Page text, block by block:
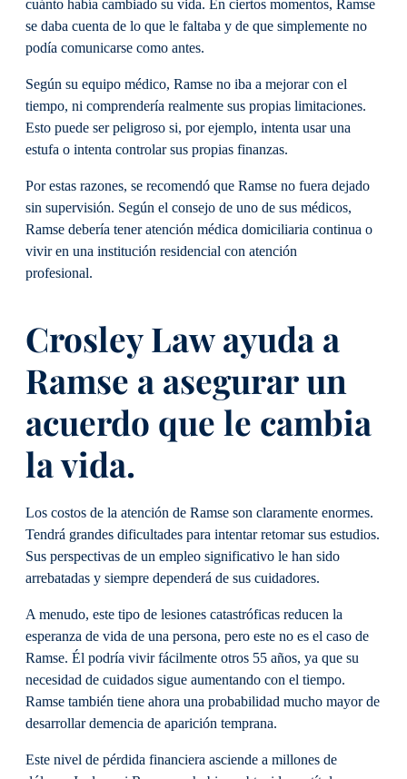
cuánto había cambiado su vida. En ciertos momentos, Ramse
se daba cuenta de lo que le faltaba y de que simplemente no
podía comunicarse como antes.
Según su equipo médico, Ramse no iba a mejorar con el
tiempo, ni comprendería realmente sus propias limitaciones.
Esto puede ser peligroso si, por ejemplo, intenta usar una
estufa o intenta controlar sus propias finanzas.
Por estas razones, se recomendó que Ramse no fuera dejado
sin supervisión. Según el consejo de uno de sus médicos,
Ramse debería tener atención médica domiciliaria continua o
vivir en una institución residencial con atención
profesional.
Crosley Law ayuda a
Ramse a asegurar un
acuerdo que le cambia
la vida.
Los costos de la atención de Ramse son claramente enormes.
Tendrá grandes dificultades para intentar retomar sus estudios.
Sus perspectivas de un empleo significativo le han sido
arrebatadas y siempre dependerá de sus cuidadores.
A menudo, este tipo de lesiones catastróficas reducen la
esperanza de vida de una persona, pero este no es el caso de
Ramse. Él podría vivir fácilmente otros 55 años, ya que su
necesidad de cuidados sigue aumentando con el tiempo.
Ramse también tiene ahora una probabilidad mucho mayor de
desarrollar demencia de aparición temprana.
Este nivel de pérdida financiera asciende a millones de